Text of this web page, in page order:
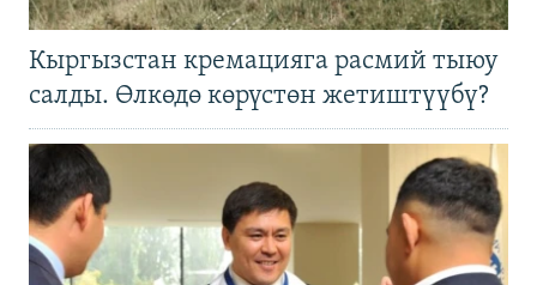
Кыргызстан кремацияга расмий тыюу
салды. Өлкөдө көрүстөн жетиштүүбү?